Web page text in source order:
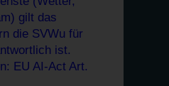
gilt das
die SVWu für
ist.
EU AI-Act Art.